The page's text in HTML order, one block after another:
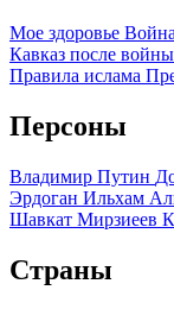
Мое здоровье
Кавказ после войны
Правила ислама
Персоны
Владимир Путин
Эрдоган Ильхам
Шавкат Мирзиеев
Страны